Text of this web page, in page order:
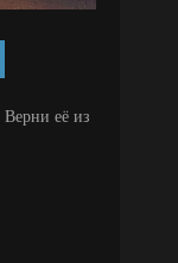
Верни её из